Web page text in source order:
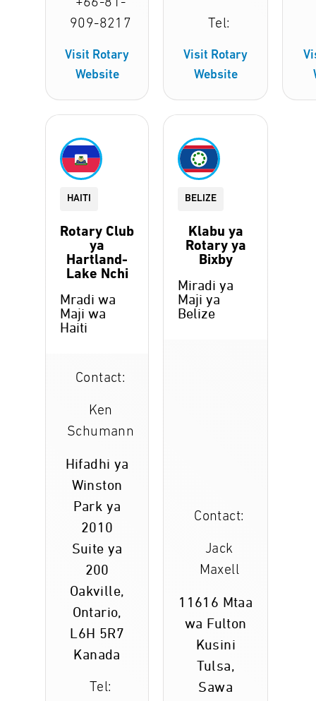
+66-81-
909-8217
Visit Rotary
Website
Tel:
Visit Rotary
Website
HAITI
Rotary Club
ya
Hartland-
Lake Nchi
Mradi wa
Maji wa
Haiti
Contact:
Ken
Schumann
Hifadhi ya
Winston
Park ya
2010
Suite ya
200
Oakville,
Ontario,
L6H 5R7
Kanada
Tel:
BELIZE
Klabu ya
Rotary ya
Bixby
Miradi ya
Maji ya
Belize
Contact:
Jack
Maxell
11616 Mtaa
wa Fulton
Kusini
Tulsa,
Sawa